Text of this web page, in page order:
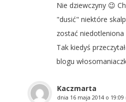
Nie dziewczyny 😉
"dusić" niektóre
zostać niedotleniona
Tak kiedyś
blogu
Kaczmarta
dnia 16 maja 2014 o 19:09